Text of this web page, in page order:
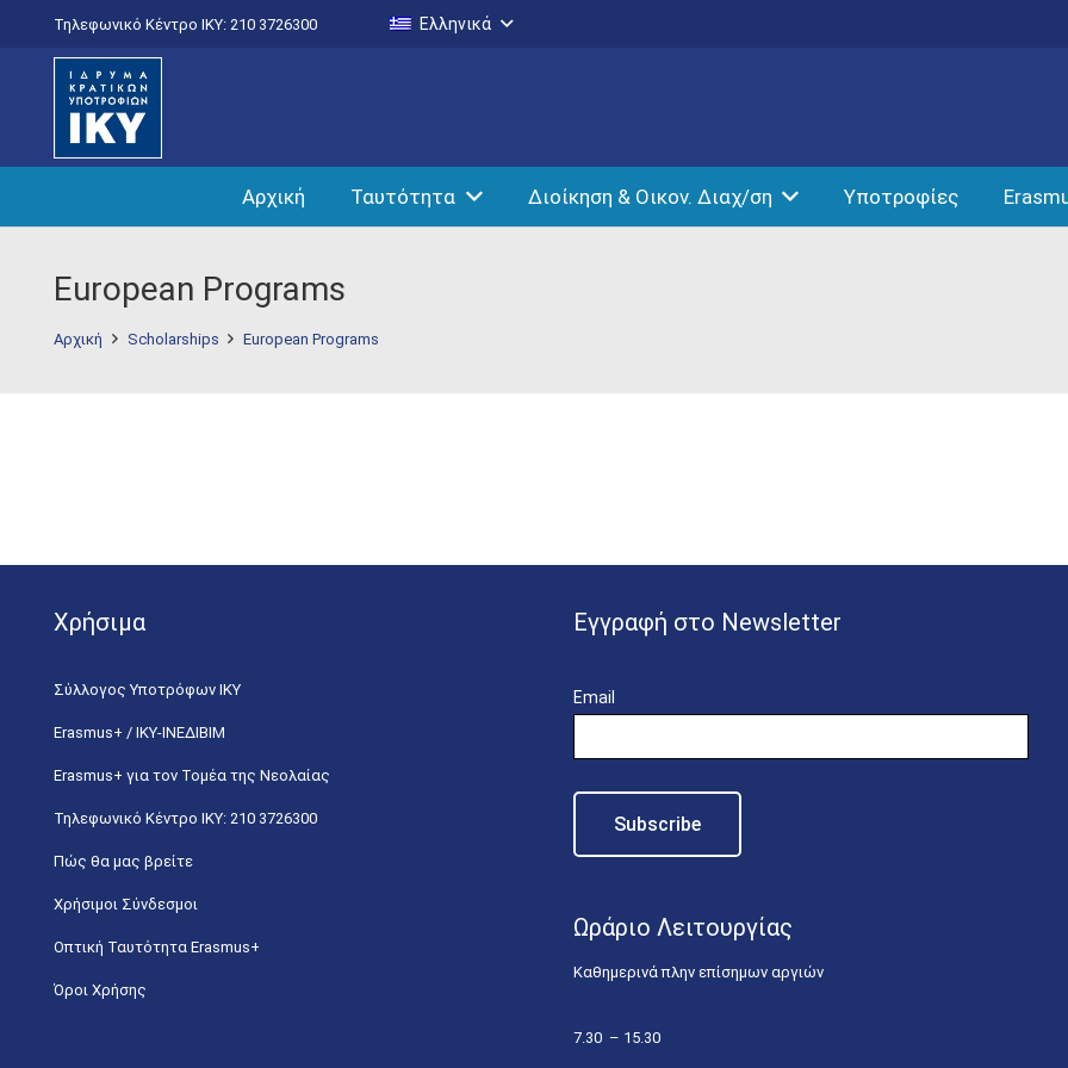
Τηλεφωνικό Κέντρο IKY: 210 3726300 Ελληνικά
Αρχική Ταυτότητα Διοίκηση & Οικον. Διαχ/ση Υποτροφίες
European Programs
Αρχική Scholarships European Programs
Χρήσιμα
Σύλλογος Υποτρόφων ΙΚΥ
Erasmus+ / ΙΚΥ-ΙΝΕΔΙΒΙΜ
Erasmus+ για τον Τομέα της Νεολαίας
Τηλεφωνικό Κέντρο IKY: 210 3726300
Πώς θα μας βρείτε
Χρήσιμοι Σύνδεσμοι
Οπτική Ταυτότητα Erasmus+
Όροι Χρήσης
Εγγραφή στο Newsletter
Email
Ωράριο Λειτουργίας
Καθημερινά πλην επίσημων αργιών
7.30 – 15.30